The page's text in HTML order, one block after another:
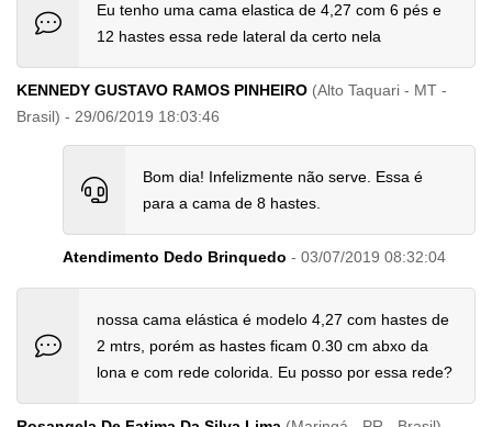
Eu tenho uma cama elastica de 4,27 com 6 pés e
12 hastes essa rede lateral da certo nela
KENNEDY GUSTAVO RAMOS PINHEIRO (Alto Taquari - MT -
Brasil) - 29/06/2019 18:03:46
Bom dia! Infelizmente não serve. Essa é
para a cama de 8 hastes.
Atendimento Dedo Brinquedo - 03/07/2019 08:32:04
nossa cama elástica é modelo 4,27 com hastes de
2 mtrs, porém as hastes ficam 0.30 cm abxo da
lona e com rede colorida. Eu posso por essa rede?